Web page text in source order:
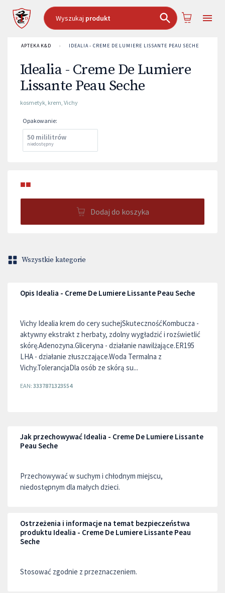
Wyszukaj produkt
APTEKA K&D › IDEALIA - CREME DE LUMIERE LISSANTE PEAU SECHE
Idealia - Creme De Lumiere
Lissante Peau Seche
kosmetyk, krem, Vichy
Opakowanie:
50 mililitrów
niedostępny
■■
Dodaj do koszyka
Wszystkie kategorie
Opis Idealia - Creme De Lumiere Lissante Peau Seche
Vichy Idealia krem do cery suchejSkutecznośćKombucza -
aktywny ekstrakt z herbaty, zdolny wygładzić i rozświetlić
skórę.Adenozyna.Gliceryna - działanie nawilżające.ER195
LHA - działanie złuszczające.Woda Termalna z
Vichy.TolerancjaDla osób ze skórą su...
EAN: 3337871323554
Jak przechowywać Idealia - Creme De Lumiere Lissante
Peau Seche
Przechowywać w suchym i chłodnym miejscu,
niedostępnym dla małych dzieci.
Ostrzeżenia i informacje na temat bezpieczeństwa
produktu Idealia - Creme De Lumiere Lissante Peau
Seche
Stosować zgodnie z przeznaczeniem.